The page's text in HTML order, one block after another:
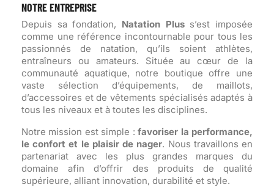
NOTRE ENTREPRISE
Depuis sa fondation, Natation Pluss’est imposée
comme une référence incontournable pour tous les
passionnés de natation, qu’ils soient athlètes,
entraîneurs ou amateurs. Située au cœur de la
communauté aquatique, notre boutique offre une
vaste sélection d’équipements, de maillots,
d’accessoires et de vêtements spécialisés adaptés à
tous les niveaux et à toutes les disciplines.
Notre mission est simple :favoriser la performance,
le confort et le plaisir de nager. Nous travaillons en
partenariat avec les plus grandes marques du
domaine afin d’offrir des produits de qualité
supérieure, alliant innovation, durabilité et style.